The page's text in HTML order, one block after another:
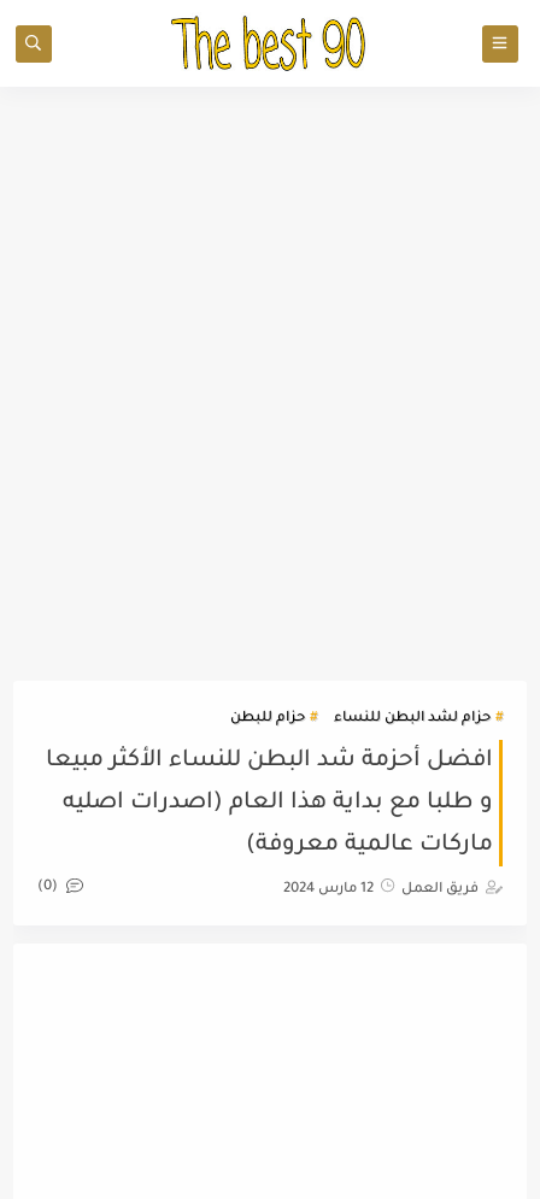
حزام لشد البطن للنساء حزام للبطن
افضل أحزمة شد البطن للنساء الأكثر مبيعا
و طلبا مع بداية هذا العام (اصدرات اصليه
ماركات عالمية معروفة)
فريق العمل 12 مارس 2024 (0)